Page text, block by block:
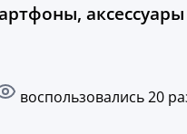
аксессуары
воспользовались 20